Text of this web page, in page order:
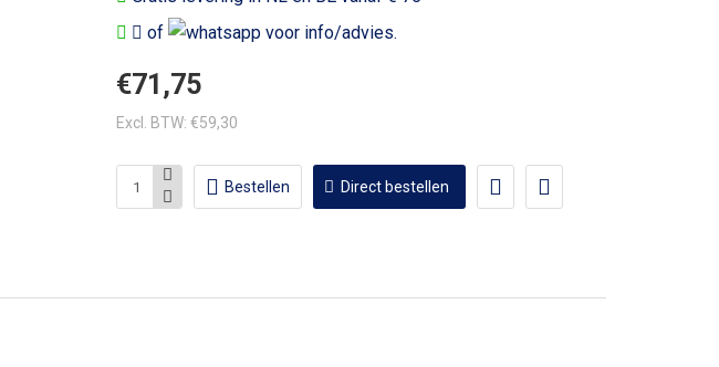
of
voor info/advies.
€71,75
Excl. BTW: €59,30
Bestellen Direct bestellen